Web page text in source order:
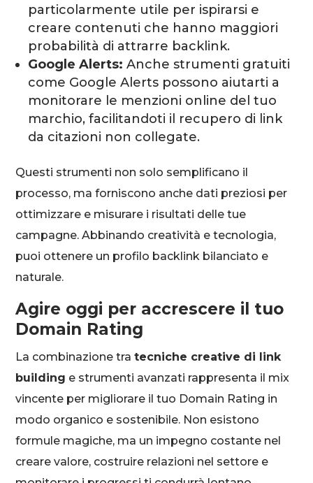
particolarmente utile per ispirarsi e
creare contenuti che hanno maggiori
probabilità di attrarre backlink.
Google Alerts: Anche strumenti gratuiti
come Google Alerts possono aiutarti a
monitorare le menzioni online del tuo
marchio, facilitandoti il recupero di link
da citazioni non collegate.
Questi strumenti non solo semplificano il
processo, ma forniscono anche dati preziosi per
ottimizzare e misurare i risultati delle tue
campagne. Abbinando creatività e tecnologia,
puoi ottenere un profilo backlink bilanciato e
naturale.
Agire oggi per accrescere il tuo
Domain Rating
La combinazione tratecniche creative di link
building e strumenti avanzati rappresenta il mix
vincente per migliorare il tuo Domain Rating in
modo organico e sostenibile. Non esistono
formule magiche, ma un impegno costante nel
creare valore, costruire relazioni nel settore e